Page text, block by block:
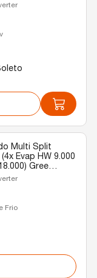
Multi Split
Evap HW 9.000
Gree
220v
Frio